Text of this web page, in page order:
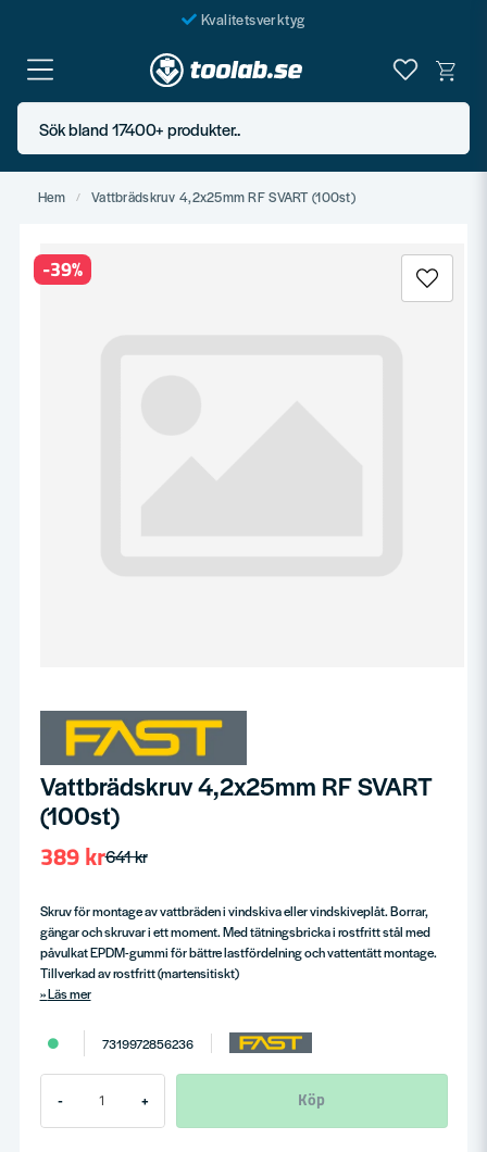
Kvalitetsverktyg
Fraktfritt över 999 SEK*
En järnhandel för alla
Butik i Göteborg
Sök bland 17400+ produkter..
Hem Vattbrädskruv 4,2x25mm RF SVART (100st)
-39%
Vattbrädskruv 4,2x25mm RF SVART
(100st)
641 kr
389 kr
Skruv för montage av vattbräden i vindskiva eller vindskiveplåt. Borrar,
gängar och skruvar i ett moment. Med tätningsbricka i rostfritt stål med
påvulkat EPDM-gummi för bättre lastfördelning och vattentätt montage.
Tillverkad av rostfritt (martensitiskt)
Läs mer
7319972856236
- + Köp